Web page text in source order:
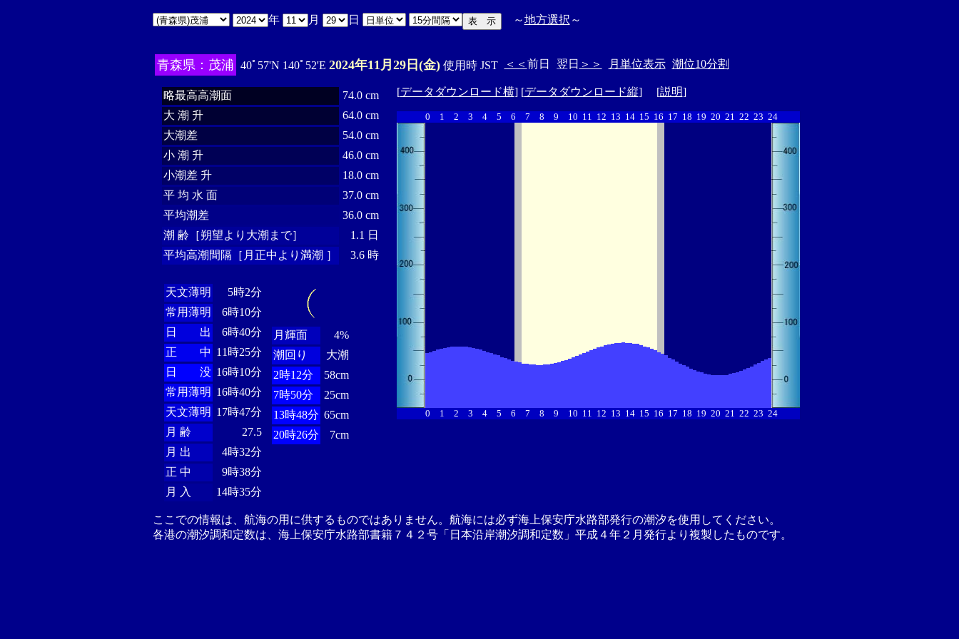
年 月 日 ～地方選択 ～
青森県：茂浦 40ﾟ57'N 140ﾟ52'E 2024年11月29日(金)使用時 JST ＜＜ 前日 翌日 ＞＞ 月単位表示 潮位10分割
略最高高潮面
74.0 cm
大 潮 升
64.0 cm
大潮差
54.0 cm
小 潮 升
46.0 cm
小潮差 升
18.0 cm
平 均 水 面
37.0 cm
平均潮差
36.0 cm
潮 齢［朔望より大潮まで］
1.1 日
平均高潮間隔［月正中より満潮 ］
3.6 時
天文薄明
5時2分
常用薄明
6時10分
日 出
6時40分
正 中 11時25分
日 没 16時10分
常用薄明 16時40分
天文薄明 17時47分
月 齢
27.5
月 出
4時32分
正 中
9時38分
月 入
14時35分
月輝面
4%
潮回り
大潮
2時12分
58cm
7時50分
25cm
13時48分 65cm
20時26分
7cm
[データダウンロード横] [データダウンロード縦] [説明]
0 1 2 3 4 5 6 7 8 9 10 11 12 13 14 15 16 17 18 19 20 21 22 23 24
0 1 2 3 4 5 6 7 8 9 10 11 12 13 14 15 16 17 18 19 20 21 22 23 24
ここでの情報は、航海の用に供するものではありません。航海には必ず海上保安庁水路部発行の潮汐を使用してください。
各港の潮汐調和定数は、海上保安庁水路部書籍７４２号「日本沿岸潮汐調和定数」平成４年２月発行より複製したものです。